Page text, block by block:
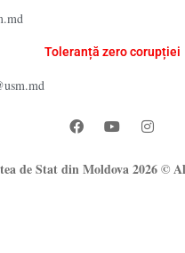
Toleranță zero corupției
de Stat din Moldova 2026 ©